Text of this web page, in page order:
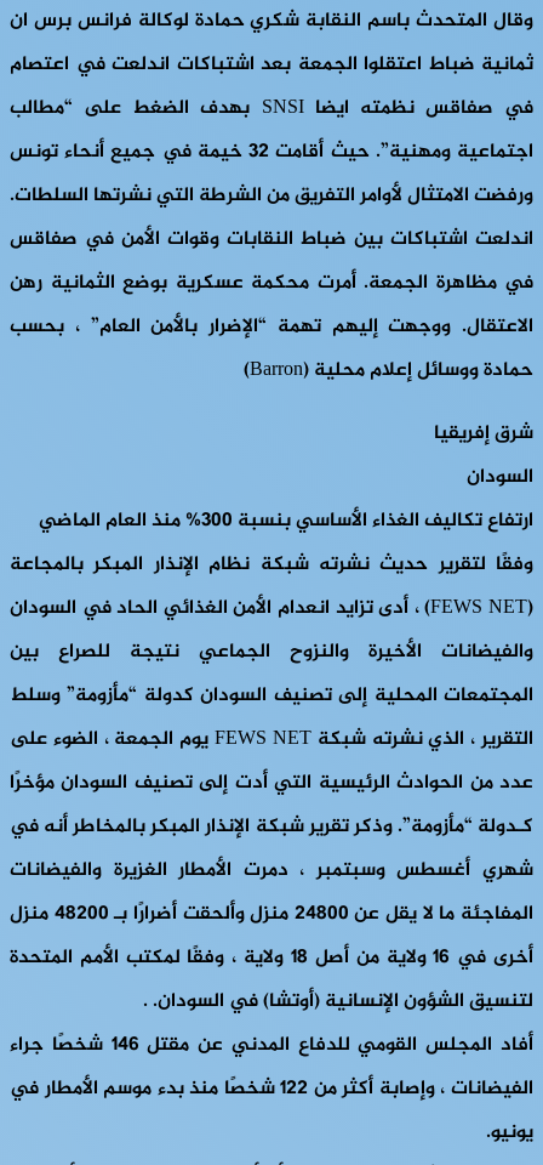
وقال المتحدث باسم النقابة شكري حمادة لوكالة فرانس برس ان
ثمانية ضباط اعتقلوا الجمعة بعد اشتباكات اندلعت في اعتصام
في صفاقس نظمته ايضا SNSI بهدف الضغط على “مطالب
اجتماعية ومهنية”. حيث أقامت 32 خيمة في جميع أنحاء تونس
ورفضت الامتثال لأوامر التفريق من الشرطة التي نشرتها السلطات.
اندلعت اشتباكات بين ضباط النقابات وقوات الأمن في صفاقس
في مظاهرة الجمعة. أمرت محكمة عسكرية بوضع الثمانية رهن
الاعتقال. ووجهت إليهم تهمة “الإضرار بالأمن العام” ، بحسب
حمادة ووسائل إعلام محلية (Barron)
شرق إفريقيا
السودان
ارتفاع تكاليف الغذاء الأساسي بنسبة 300% منذ العام الماضي
وفقًا لتقرير حديث نشرته شبكة نظام الإنذار المبكر بالمجاعة
(FEWS NET) ، أدى تزايد انعدام الأمن الغذائي الحاد في السودان
والفيضانات الأخيرة والنزوح الجماعي نتيجة للصراع بين
المجتمعات المحلية إلى تصنيف السودان كدولة “مأزومة” وسلط
التقرير ، الذي نشرته شبكة FEWS NET يوم الجمعة ، الضوء على
عدد من الحوادث الرئيسية التي أدت إلى تصنيف السودان مؤخرًا
كـدولة “مأزومة”. وذكر تقرير شبكة الإنذار المبكر بالمخاطر أنه في
شهري أغسطس وسبتمبر ، دمرت الأمطار الغزيرة والفيضانات
المفاجئة ما لا يقل عن 24800 منزل وألحقت أضرارًا بـ 48200 منزل
أخرى في 16 ولاية من أصل 18 ولاية ، وفقًا لمكتب الأمم المتحدة
لتنسيق الشؤون الإنسانية (أوتشا) في السودان. .
أفاد المجلس القومي للدفاع المدني عن مقتل 146 شخصًا جراء
الفيضانات ، وإصابة أكثر من 122 شخصًا منذ بدء موسم الأمطار في
يونيو.